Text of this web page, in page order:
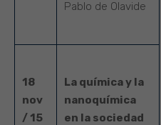
Pablo de Olavide
18
nov
/ 15
La química y la
nanoquímica
en la sociedad